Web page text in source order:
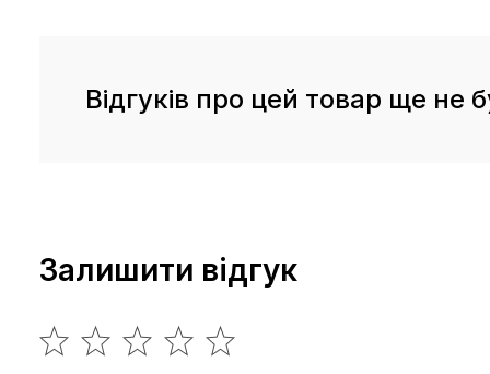
Відгуків про цей товар ще не
Залишити відгук